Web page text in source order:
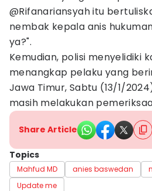
@Rifanariansyah itu
nembak kepala anis
ya?".
Kemudian, polisi menyelidiki
menangkap pelaku yang
Jawa Timur, Sabtu (13/1/
masih melakukan
Share Article
Topics
Mahfud MD anies baswedan
Update me